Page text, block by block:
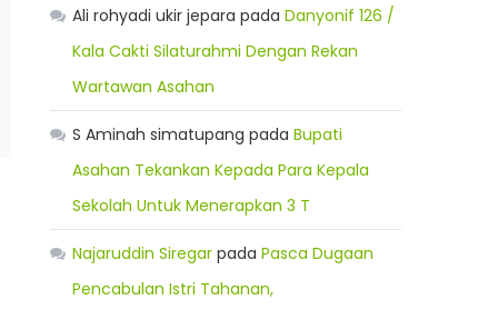
Ali rohyadi ukir jepara padaDanyonif 126 /
Kala Cakti Silaturahmi Dengan Rekan
Wartawan Asahan
S Aminah simatupang padaBupati
Asahan Tekankan Kepada Para Kepala
Sekolah Untuk Menerapkan 3 T
Najaruddin Siregar padaPasca Dugaan
Pencabulan Istri Tahanan,